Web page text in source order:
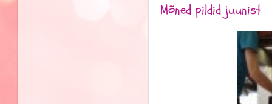
Mõned pildid juunist